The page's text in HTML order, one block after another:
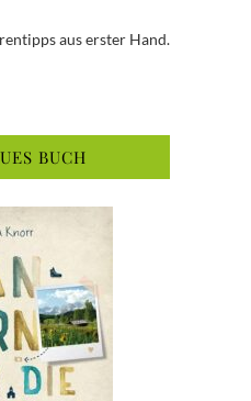
aus erster Hand.
BUCH